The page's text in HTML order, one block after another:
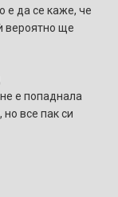
е да се каже, че
вероятно ще
е попаднала
все пак си